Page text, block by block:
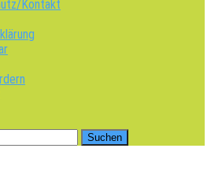
Kontakt